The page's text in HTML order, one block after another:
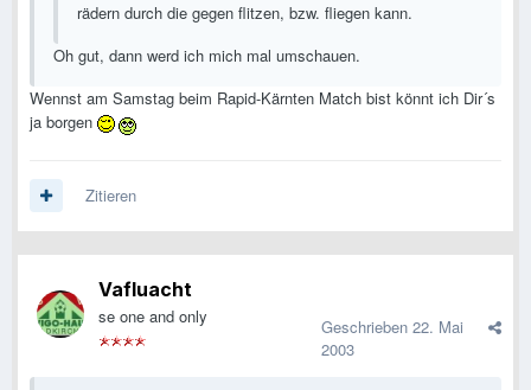
rädern durch die gegen flitzen, bzw. fliegen kann.
Oh gut, dann werd ich mich mal umschauen.
Wennst am Samstag beim Rapid-Kärnten Match bist könnt ich Dir´s
ja borgen
Zitieren
Vafluacht
se one and only Geschrieben 22. Mai
2003